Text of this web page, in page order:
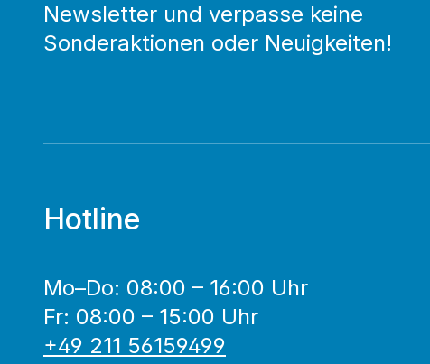
Newsletter und verpasse keine
Sonderaktionen oder Neuigkeiten!
Hotline
Mo–Do: 08:00 – 16:00 Uhr
Fr: 08:00 – 15:00 Uhr
+49 211 56159499